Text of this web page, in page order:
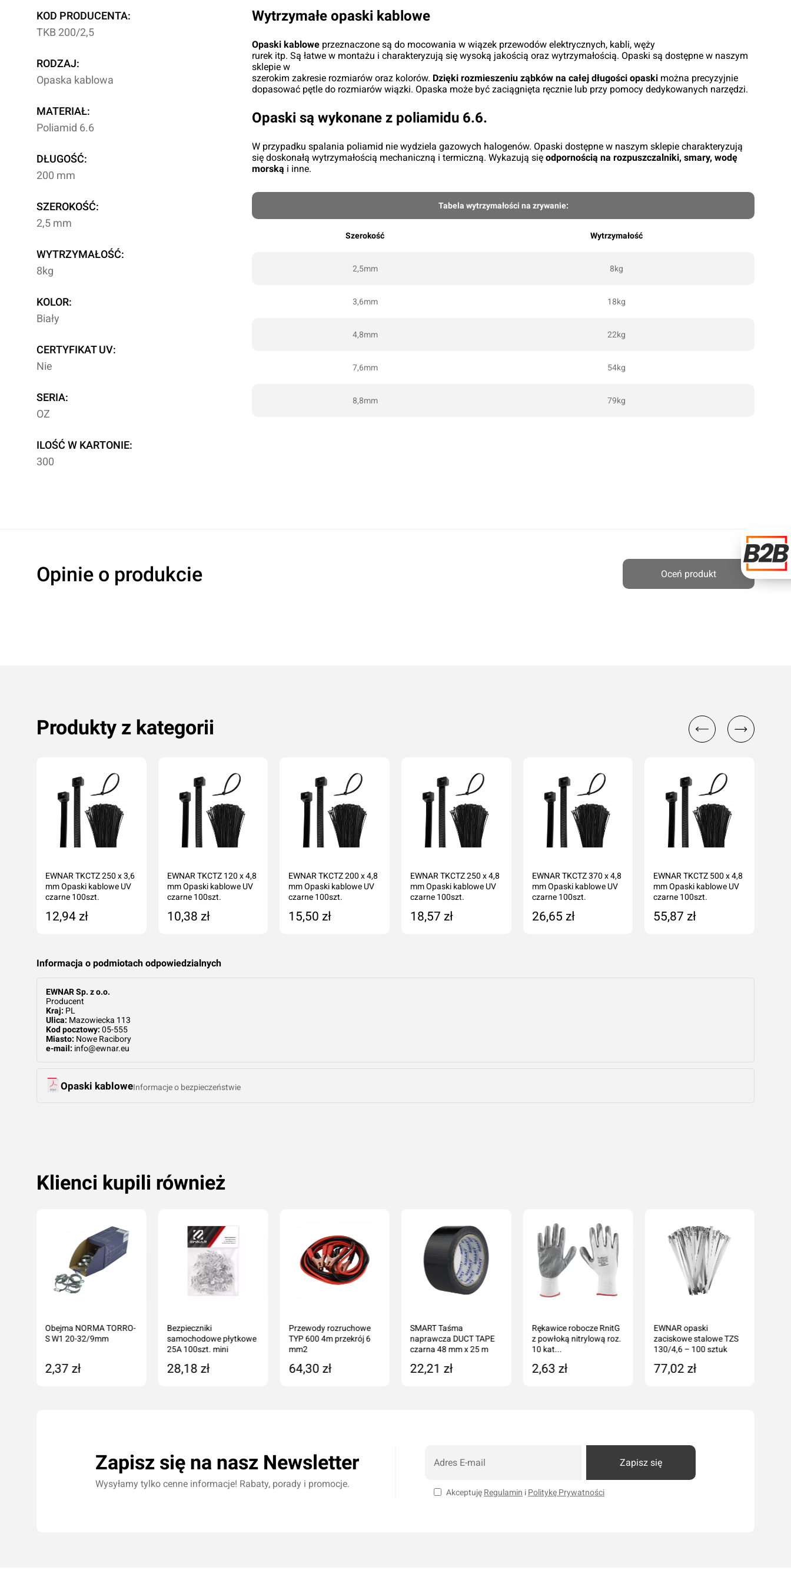
KOD PRODUCENTA:
TKB 200/2,5
RODZAJ:
Opaska kablowa
MATERIAŁ:
Poliamid 6.6
DŁUGOŚĆ:
200 mm
SZEROKOŚĆ:
2,5 mm
WYTRZYMAŁOŚĆ:
8kg
KOLOR:
Biały
CERTYFIKAT UV:
Nie
SERIA:
OZ
ILOŚĆ W KARTONIE:
300
Wytrzymałe opaski kablowe
Opaski kablowe przeznaczone są do mocowania w wiązek przewodów elektrycznych, kabli, węży
rurek itp. Są łatwe w montażu i charakteryzują się wysoką jakością oraz wytrzymałością. Opaski są dostępne w naszym
sklepie w
szerokim zakresie rozmiarów oraz kolorów. Dzięki rozmieszeniu ząbków na całej długości opaski można precyzyjnie
dopasować pętle do rozmiarów wiązki. Opaska może być zaciągnięta ręcznie lub przy pomocy dedykowanych narzędzi.
Opaski są wykonane z poliamidu 6.6.
W przypadku spalania poliamid nie wydziela gazowych halogenów. Opaski dostępne w naszym sklepie charakteryzują
się doskonałą wytrzymałością mechaniczną i termiczną. Wykazują się odpornością na rozpuszczalniki, smary, wodę
morską i inne.
Tabela wytrzymałości na zrywanie:
Szerokość Wytrzymałość
2,5mm 8kg
3,6mm 18kg
4,8mm 22kg
7,6mm 54kg
8,8mm 79kg
Opinie o produkcie Oceń produkt
Anuluj Dodaj ocenę
Produkty z kategorii
EWNAR TKCTZ 250 x 3,6
mm Opaski kablowe UV
czarne 100szt.
12,94 zł
EWNAR TKCTZ 120 x 4,8
mm Opaski kablowe UV
czarne 100szt.
10,38 zł
EWNAR TKCTZ 200 x 4,8
mm Opaski kablowe UV
czarne 100szt.
15,50 zł
EWNAR TKCTZ 250 x 4,8
mm Opaski kablowe UV
czarne 100szt.
18,57 zł
EWNAR TKCTZ 370 x 4,8
mm Opaski kablowe UV
czarne 100szt.
26,65 zł
EWNAR TKCTZ 500 x 4,8
mm Opaski kablowe UV
czarne 100szt.
55,87 zł
Informacja o podmiotach odpowiedzialnych
EWNAR Sp. z o.o.
Producent
Kraj: PL
Ulica: Mazowiecka 113
Kod pocztowy: 05-555
Miasto: Nowe Racibory
e-mail: info@ewnar.eu
Opaski kabloweInformacje o bezpieczeństwie
Klienci kupili również
Obejma NORMA TORRO-
S W1 20-32/9mm
2,37 zł
Bezpieczniki
samochodowe płytkowe
25A 100szt. mini
28,18 zł
Przewody rozruchowe
TYP 600 4m przekrój 6
mm2
64,30 zł
SMART Taśma
naprawcza DUCT TAPE
czarna 48 mm x 25 m
22,21 zł
Rękawice robocze RnitG
z powłoką nitrylową roz.
10 kat...
2,63 zł
EWNAR opaski
zaciskowe stalowe TZS
130/4,6 – 100 sztuk
77,02 zł
Zapisz się na nasz Newsletter
Wysyłamy tylko cenne informacje! Rabaty, porady i promocje.
Zapisz się
Akceptuję Regulamin i Politykę Prywatności